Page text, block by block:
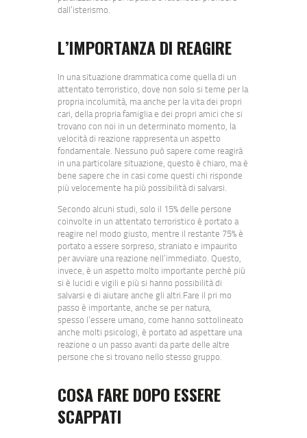
dall’isterismo.
L’IMPORTANZA DI REAGIRE
In una situazione drammatica come quella di un
attentato terroristico, dove non solo si teme per la
propria incolumità, ma anche per la vita dei propri
cari, della propria famiglia e dei propri amici che si
trovano con noi in un determinato momento, la
velocità di reazione rappresenta un aspetto
fondamentale. Nessuno può sapere come reagirà
in una particolare situazione, questo è chiaro, ma è
bene sapere che in casi come questi chi risponde
più velocemente ha più possibilità di salvarsi.
Secondo alcuni studi, solo il 15% delle persone
coinvolte in un attentato terroristico è portato a
reagire nel modo giusto, mentre il restante 75% è
portato a essere sorpreso, straniato e impaurito
per avviare una reazione nell’immediato. Questo,
invece, è un aspetto molto importante perché più
si è lucidi e vigili e più si hanno possibilità di
salvarsi e di aiutare anche gli altri.Fare il pri mo
passo è importante, anche se per natura,
spesso l’essere umano, come hanno sottolineato
anche molti psicologi, è portato ad aspettare una
reazione o un passo avanti da parte delle altre
persone che si trovano nello stesso gruppo.
COSA FARE DOPO ESSERE
SCAPPATI